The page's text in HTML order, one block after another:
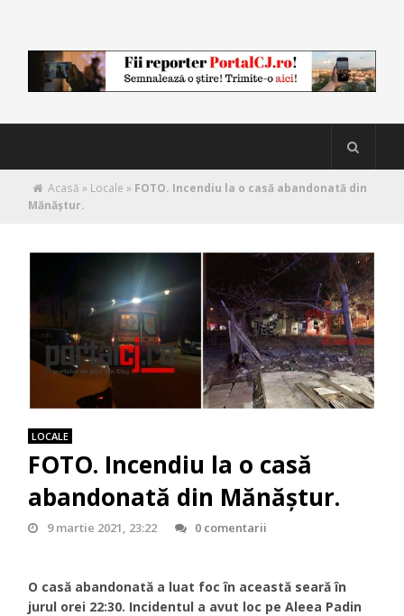
Acasă » Locale » FOTO. Incendiu la o casă abandonată din
Mănăștur.
LOCALE
FOTO. Incendiu la o casă
abandonată din Mănăștur.
9 martie 2021, 23:22 0 comentarii
O casă abandonată a luat foc în această seară în
jurul orei 22:30. Incidentul a avut loc pe Aleea Padin